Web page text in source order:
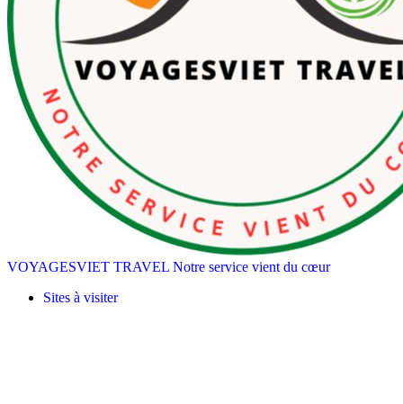
VOYAGESVIET TRAVEL Notre service vient du cœur
Sites à visiter